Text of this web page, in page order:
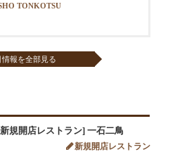
TONKOTSU
情報を全部見る
規開店レストラン] 一石二鳥
新規開店レストラン